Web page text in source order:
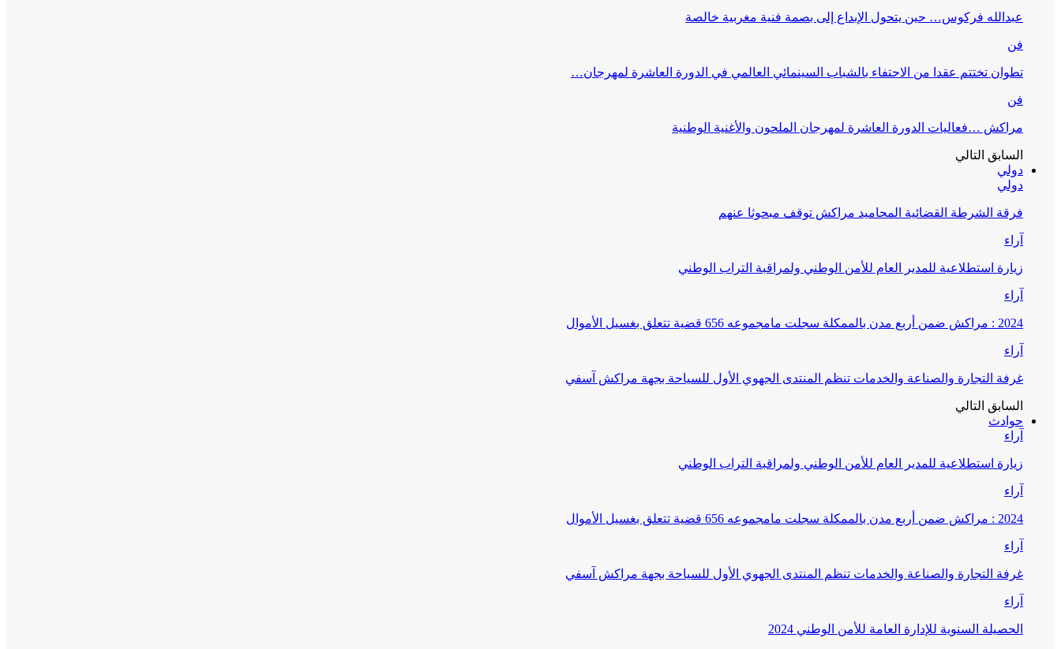
عبدالله فركوس… حين يتحول الإبداع إلى بصمة فنية مغربية خالصة
فن
تطوان تختتم عقدا من الاحتفاء بالشباب السينمائي العالمي في الدورة العاشرة لمهرجان…
فن
مراكش …فعاليات الدورة العاشرة لمهرجان الملحون والأغنية الوطنية
السابق التالي
دولي
دولي
فرقة الشرطة القضائية المحاميد مراكش توقف مبحوثا عنهم
آراء
زيارة استطلاعية للمدير العام للأمن الوطني ولمراقبة التراب الوطني
آراء
2024 : مراكش ضمن أربع مدن بالممكلة سجلت مامجموعه 656 قضية تتعلق بغسيل الأموال
آراء
غرفة التجارة والصناعة والخدمات تنظم المنتدى الجهوي الأول للسياحة بجهة مراكش آسفي
السابق التالي
حوادث
آراء
زيارة استطلاعية للمدير العام للأمن الوطني ولمراقبة التراب الوطني
آراء
2024 : مراكش ضمن أربع مدن بالممكلة سجلت مامجموعه 656 قضية تتعلق بغسيل الأموال
آراء
غرفة التجارة والصناعة والخدمات تنظم المنتدى الجهوي الأول للسياحة بجهة مراكش آسفي
آراء
الحصيلة السنوية للإدارة العامة للأمن الوطني 2024